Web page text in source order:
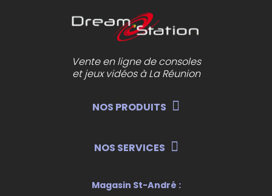
Vente en ligne de consoles
et jeux vidéos à La Réunion
NOS PRODUITS
NOS SERVICES
Magasin St-André :